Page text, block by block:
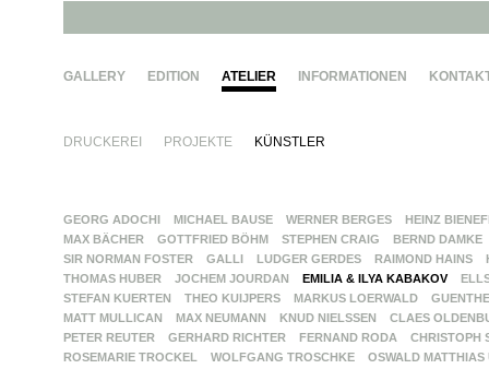
GALLERY EDITION ATELIER INFORMATIONEN
DRUCKEREI PROJEKTE KÜNSTLER
GEORG ADOCHI MICHAEL BAUSE WERNER BERGES
HEINZ
MAX BÄCHER
GOTTFRIED BÖHM STEPHEN CRAIG
BERND DAMKE
SIR NORMAN FOSTER
GALLI LUDGER GERDES RAIMOND HAINS
THOMAS HUBER
JOCHEM JOURDAN EMILIA & ILYA KABAKOV
STEFAN KUERTEN
THEO KUIJPERS MARKUS LOERWALD
MATT MULLICAN
MAX NEUMANN KNUD NIELSSEN
CLAES
PETER REUTER
GERHARD RICHTER FERNAND RODA
CHRISTOPH
ROSEMARIE TROCKEL
WOLFGANG TROSCHKE
OSWALD MATTHIAS